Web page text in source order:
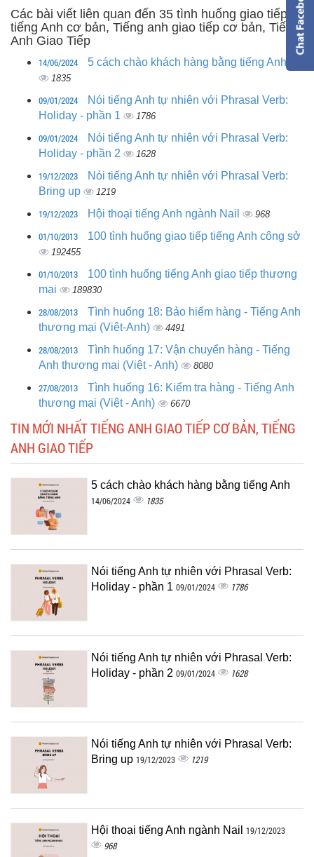
Các bài viết liên quan đến 35 tình huống giao tiếp
tiếng Anh cơ bản, Tiếng anh giao tiếp cơ bản, Tiếng
Anh Giao Tiếp
14/06/2024 5 cách chào khách hàng bằng tiếng Anh
1835
09/01/2024
Nói tiếng Anh tự nhiên với Phrasal Verb:
Holiday - phần 1
1786
09/01/2024
Nói tiếng Anh tự nhiên với Phrasal Verb:
Holiday - phần 2
1628
19/12/2023
Nói tiếng Anh tự nhiên với Phrasal Verb:
Bring up
1219
19/12/2023 Hội thoại tiếng Anh ngành Nail 968
01/10/2013 100 tình huống giao tiếp tiếng Anh công sở
192455
01/10/2013
100 tình huống tiếng Anh giao tiếp thương
mại
189830
28/08/2013
Tình huống 18: Bảo hiểm hàng - Tiếng Anh
thương mại (Viêt-Anh)
4491
28/08/2013
Tình huống 17: Vận chuyển hàng - Tiếng
Anh thương mại (Việt - Anh)
8080
27/08/2013
Tình huống 16: Kiểm tra hàng - Tiếng Anh
thương mại (Việt - Anh)
6670
TIN MỚI NHẤT TIẾNG ANH GIAO TIẾP CƠ BẢN, TIẾNG
ANH GIAO TIẾP
5 cách chào khách hàng bằng tiếng Anh
14/06/2024 1835
Nói tiếng Anh tự nhiên với Phrasal Verb:
Holiday - phần 1 09/01/2024 1786
Nói tiếng Anh tự nhiên với Phrasal Verb:
Holiday - phần 2 09/01/2024 1628
Nói tiếng Anh tự nhiên với Phrasal Verb:
Bring up 19/12/2023 1219
Hội thoại tiếng Anh ngành Nail 19/12/2023
968